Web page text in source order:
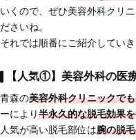
いくので、ぜひ美容外科クリ
ださいね。
それでは順番にご紹介していき
【人気①】美容外科の医
青森の美容外科クリニックで
ーにより半永久的な脱毛効果
人気が高い脱毛部位は腕の脱毛